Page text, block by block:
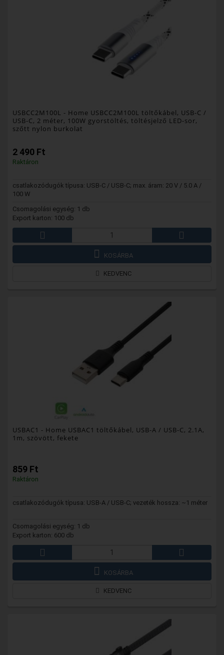
USBCC2M100L
- Home USBCC2M100L töltőkábel, USB-C /
USB-C, 2 méter, 100W gyorstöltés, töltésjelző LED-sor,
szőtt nylon burkolat
2 490 Ft
Raktáron
csatlakozódugók típusa: USB-C / USB-C; max. áram: 20 V / 5.0 A /
100 W
Csomagolási egység: 1 db
Export karton: 100 db
KOSÁRBA
KEDVENC
USBAC1 - Home USBAC1 töltőkábel, USB-A / USB-C, 2.1A,
1m, szövött, fekete
859 Ft
Raktáron
csatlakozódugók típusa: USB-A / USB-C; vezeték hossza: ~1 méter
Csomagolási egység: 1 db
Export karton: 600 db
KOSÁRBA
KEDVENC